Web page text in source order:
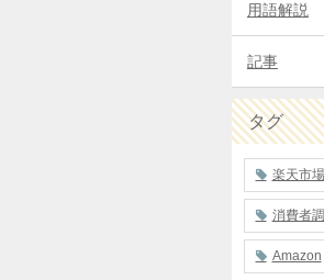
用語解説
記事
タグ
楽天市場
消費者
Amazon